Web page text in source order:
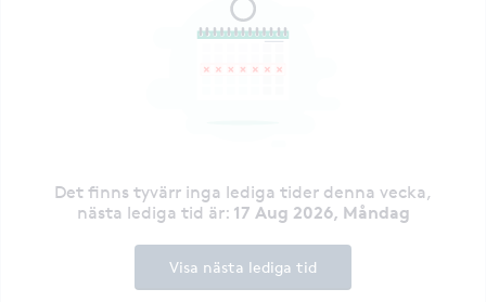
Det finns tyvärr inga lediga tider denna vecka,
nästa lediga tid är: 17 Aug 2026, Måndag
Visa nästa lediga tid